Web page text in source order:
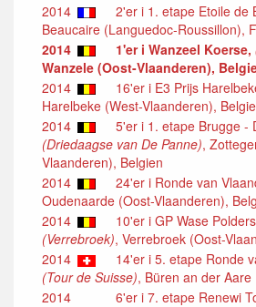
2014
2'er i 1. etape Etoile de
Beaucaire (Languedoc-Roussillon),
2014
1'er i Wanzeel Koerse,
Wanzele (Oost-Vlaanderen),
2014
16'er i E3 Prijs
Harelbeke (West-Vlaanderen),
2014
5'er i 1. etape Brugge -
(Driedaagse van De Panne),
Vlaanderen), Belgien
2014
24'er i Ronde van
Oudenaarde (Oost-Vlaanderen),
2014
10'er i GP Wase
(Verrebroek), Verrebroek (Oost-
2014
14'er i 5. etape Ronde
(Tour de Suisse), Büren an der
2014
6'er i 7. etape Renewi